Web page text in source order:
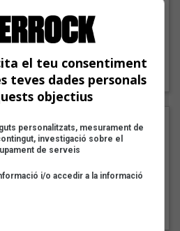
y lo malo"
Carmen y María
Joan Muntaner (Xanguito)
el teu consentiment
teves dades personals
objectius
personalitzats, mesurament de
investigació sobre el
de serveis
i/o accedir a la informació